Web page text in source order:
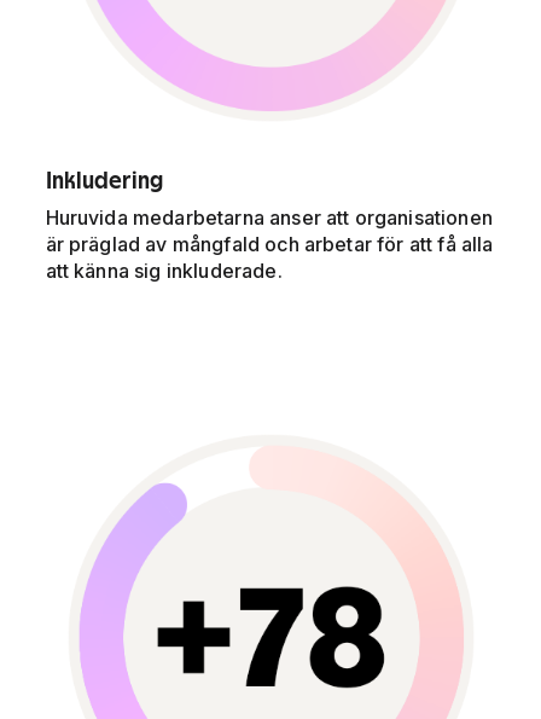
Inkludering
Huruvida medarbetarna anser att organisationen
är präglad av mångfald och arbetar för att få alla
att känna sig inkluderade.